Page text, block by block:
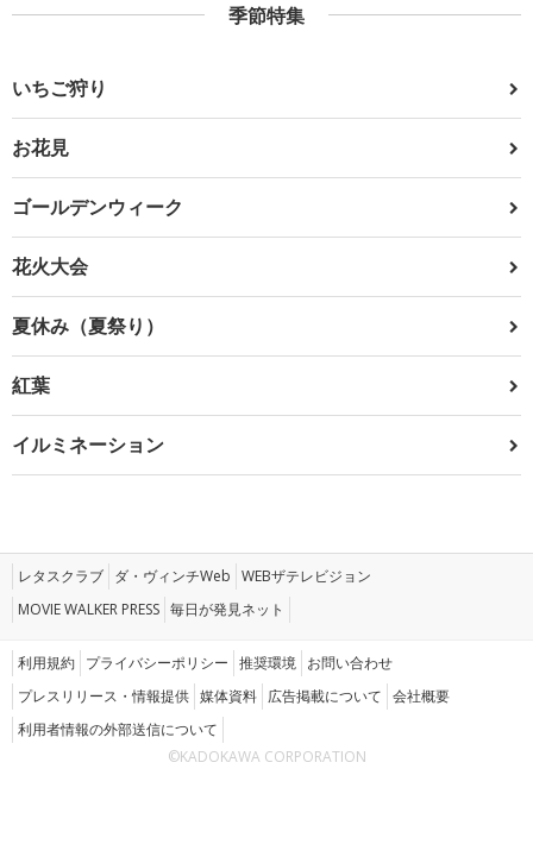
季節特集
いちご狩り
お花見
ゴールデンウィーク
花火大会
夏休み（夏祭り）
紅葉
イルミネーション
レタスクラブ ダ・ヴィンチWeb WEBザテレビジョン
MOVIE WALKER PRESS 毎日が発見ネット
利用規約 プライバシーポリシー 推奨環境 お問い合わせ
プレスリリース・情報提供 媒体資料 広告掲載について 会社概要
利用者情報の外部送信について
©KADOKAWA CORPORATION